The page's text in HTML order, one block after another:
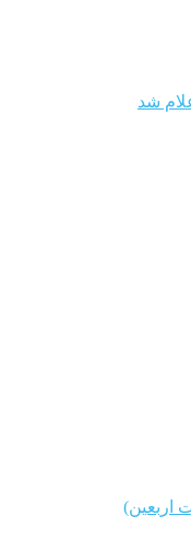
شد
اربعین)